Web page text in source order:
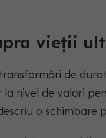
vieții
de
nivel de valori
o